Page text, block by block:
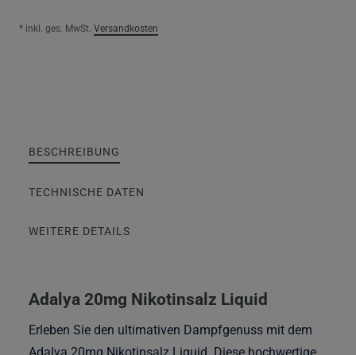
* inkl. ges. MwSt. Versandkosten
BESCHREIBUNG
TECHNISCHE DATEN
WEITERE DETAILS
Adalya 20mg Nikotinsalz Liquid
Erleben Sie den ultimativen Dampfgenuss mit dem